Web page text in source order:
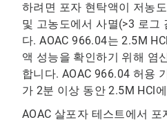
하려면 포자 현탁액이 저농
및 고농도에서 사멸(>3 로그
다. AOAC 966.04는 2.5M
액 성능을 확인하기 위해 염
합니다. AOAC 966.04 허용
가 2분 이상 동안 2.5M HCl
AOAC 살포자 테스트에서